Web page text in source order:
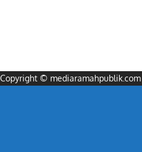
Copyright © mediaramahpublik.com